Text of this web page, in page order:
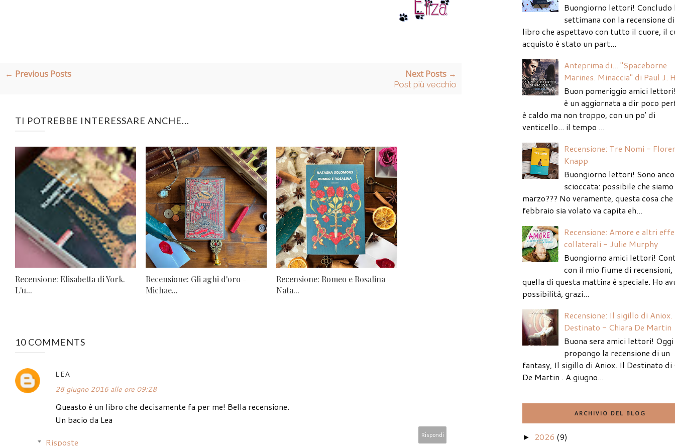
← Previous Posts Next Posts →
Post più vecchio
TI POTREBBE INTERESSARE ANCHE...
Recensione: Elisabetta di York.
L'u...
Recensione: Gli aghi d'oro -
Michae...
Recensione: Romeo e Rosalina -
Nata...
10 COMMENTS
LEA
28 giugno 2016 alle ore 09:28
Queasto è un libro che decisamente fa per me! Bella recensione.
Un bacio da Lea
Rispondi
Risposte
Buongiorno lettori! Concludo
settimana con la recensione
libro che aspettavo con tutto il cuore, il
acquisto è stato un part...
Anteprima di... "Spaceborne
Marines. Minaccia" di Paul J.
Buon pomeriggio amici
è un aggiornata a dir poco
è caldo ma non troppo, con un po' di
venticello... il tempo ...
Recensione: Tre Nomi -
Knapp
Buongiorno lettori! Sono
scioccata: possibile che siamo
marzo??? No veramente, questa cosa che
febbraio sia volato va capita eh...
Recensione: Amore e altri
collaterali - Julie Murphy
Buongiorno amici lettori!
con il mio fiume di recensioni,
quella di questa mattina è speciale. Ho
possibilità, grazi...
Recensione: Il sigillo di
Destinato - Chiara De Martin
Buona sera amici lettori!
propongo la recensione di un
fantasy, Il sigillo di Aniox. Il Destinato di
De Martin . A giugno...
ARCHIVIO DEL BLOG
► 2026 (9)